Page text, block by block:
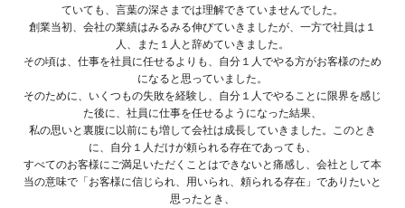
ていても、言葉の深さまでは理解できていませんでした。
創業当初、会社の業績はみるみる伸びていきましたが、一方で社員は１
人、また１人と辞めていきました。
その頃は、仕事を社員に任せるよりも、自分１人でやる方がお客様のため
になると思っていました。
そのために、いくつもの失敗を経験し、自分１人でやることに限界を感じ
た後に、社員に仕事を任せるようになった結果、
私の思いと裏腹に以前にも増して会社は成長していきました。このとき
に、自分１人だけが頼られる存在であっても、
すべてのお客様にご満足いただくことはできないと痛感し、会社として本
当の意味で「お客様に信じられ、用いられ、頼られる存在」でありたいと
思ったとき、